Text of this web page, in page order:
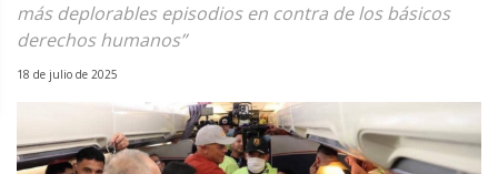
más deplorables episodios en contra de los básicos
derechos humanos”
18 de julio de 2025